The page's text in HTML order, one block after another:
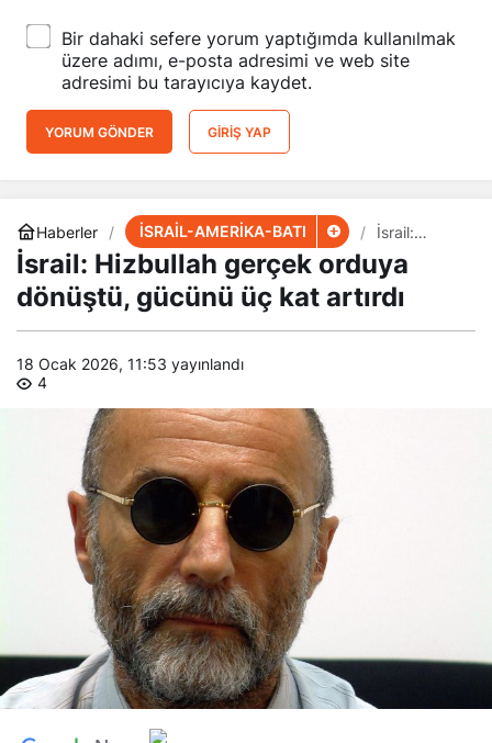
Bir dahaki sefere yorum yaptığımda kullanılmak
üzere adımı, e-posta adresimi ve web site
adresimi bu tarayıcıya kaydet.
YORUM GÖNDER GIRIŞ YAP
Haberler İSRAİL-AMERİKA-BATI
İsrail:
gerçek
orduya
dönüştü,
İsrail: Hizbullah gerçek orduya
dönüştü, gücünü üç kat artırdı
18 Ocak 2026, 11:53 yayınlandı
4